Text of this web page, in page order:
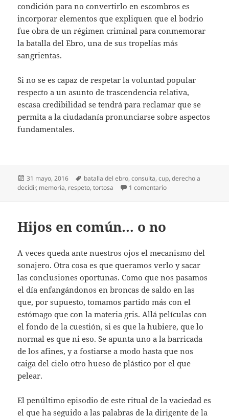
condición para no convertirlo en escombros es
incorporar elementos que expliquen que el bodrio
fue obra de un régimen criminal para conmemorar
la batalla del Ebro, una de sus tropelías más
sangrientas.
Si no se es capaz de respetar la voluntad popular
respecto a un asunto de trascendencia relativa,
escasa credibilidad se tendrá para reclamar que se
permita a la ciudadanía pronunciarse sobre aspectos
fundamentales.
Publicado
el
31 mayo, 2016 Etiquetas
batalla del ebro,consulta,cup,derecho a
decidir, memoria, respeto,tortosa 1 comentarioen Derecho a decidir,
Hijos en común… o no
A veces queda ante nuestros ojos el mecanismo del
sonajero. Otra cosa es que queramos verlo y sacar
las conclusiones oportunas. Como que nos pasamos
el día enfangándonos en broncas de saldo en las
que, por supuesto, tomamos partido más con el
estómago que con la materia gris. Allá películas con
el fondo de la cuestión, si es que la hubiere, que lo
normal es que ni eso. Se apunta uno a la barricada
de los afines, y a fostiarse a modo hasta que nos
caiga del cielo otro hueso de plástico por el que
pelear.
El penúltimo episodio de este ritual de la vaciedad es
el que ha seguido a las palabras de la dirigente de la